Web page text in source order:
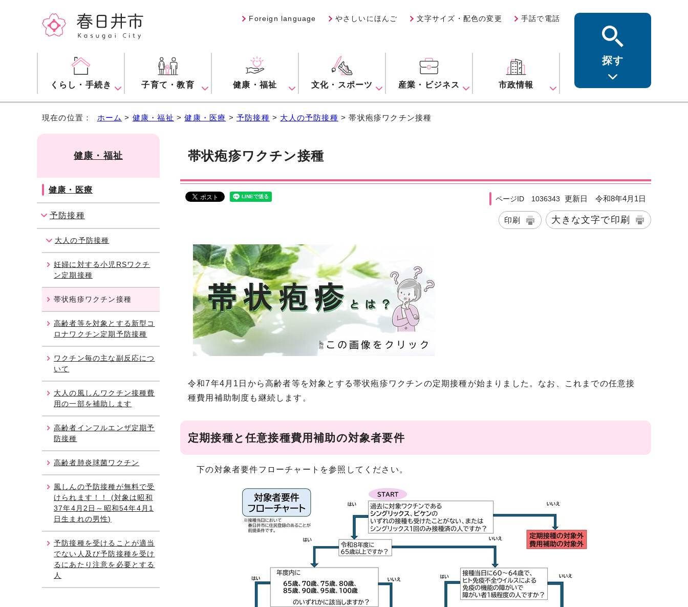
Foreign language やさしいにほんご 文字サイズ・配色の変更 手話で電話
くらし・手続き 子育て・教育 健康・福祉 文化・スポーツ 産業・ビジネス 市政情報
探す
現在の位置： ホーム > 健康・福祉 >健康・医療 >予防接種 > 大人の予防接種 > 帯状疱疹ワクチン接種
帯状疱疹ワクチン接種
ページID 1036343 更新日 令和8年4月1日
印刷 大きな文字で印刷
令和7年4月1日から高齢者等を対象とする帯状疱疹ワクチンの定期接種が始まりました。なお、これまでの任意接
種費用補助制度も継続します。
定期接種と任意接種費用補助の対象者要件
下の対象者要件フローチャートを参照してください。
健康・福祉
健康・医療
予防接種
大人の予防接種
妊婦に対する小児RSワクチ
ン定期接種
帯状疱疹ワクチン接種
高齢者等を対象とする新型コ
ロナワクチン定期予防接種
ワクチン毎の主な副反応につ
いて
大人の風しんワクチン接種費
用の一部を補助します
高齢者インフルエンザ定期予
防接種
高齢者肺炎球菌ワクチン
風しんの予防接種が無料で受
けられます！！ (対象は昭和
37年4月2日～昭和54年4月1
日生まれの男性)
予防接種を受けることが適当
でない人及び予防接種を受け
るにあたり注意を必要とする
人